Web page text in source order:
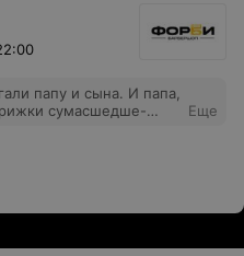
папу и сына. И папа,
сумасшедше-
обязательно
Еще